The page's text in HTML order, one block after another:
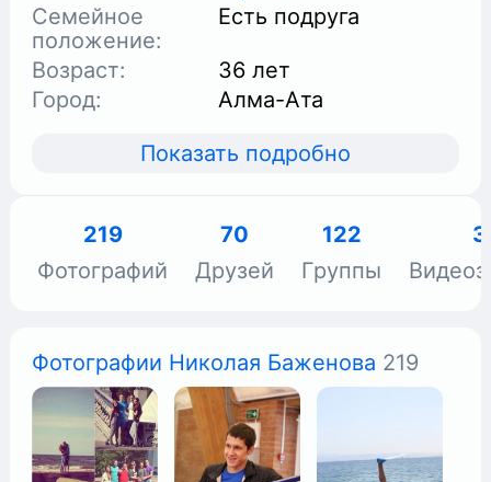
Семейное
положение:
Есть подруга
Возраст:
36 лет
Город:
Алма-Ата
Показать подробно
219
Фотографий
70
Друзей
122
Группы
3
Фотографии Николая Баженова 219